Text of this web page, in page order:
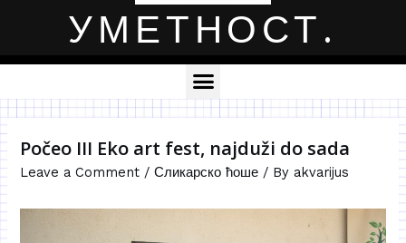
УМЕТНОСТ.
Počeo III Eko art fest, najduži do sada
Leave a Comment /Сликарско ћоше / By akvarijus